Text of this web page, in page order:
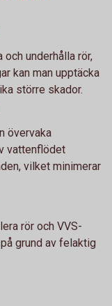
underhålla rör,
kan man upptäcka
större skador.
övervaka
vattenflödet
vilket minimerar
rör och VVS-
grund av felaktig